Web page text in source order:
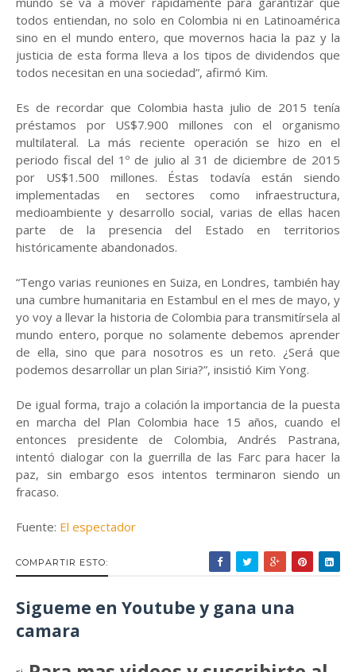
todos entiendan, no solo en Colombia ni en Latinoamérica
sino en el mundo entero, que movernos hacia la paz y la
justicia de esta forma lleva a los tipos de dividendos que
todos necesitan en una sociedad”, afirmó Kim.
Es de recordar que Colombia hasta julio de 2015 tenía
préstamos por US$7.900 millones con el organismo
multilateral. La más reciente operación se hizo en el
periodo fiscal del 1º de julio al 31 de diciembre de 2015
por US$1.500 millones. Éstas todavía están siendo
implementadas en sectores como infraestructura,
medioambiente y desarrollo social, varias de ellas hacen
parte de la presencia del Estado en territorios
históricamente abandonados.
“Tengo varias reuniones en Suiza, en Londres, también hay
una cumbre humanitaria en Estambul en el mes de mayo, y
yo voy a llevar la historia de Colombia para transmitírsela al
mundo entero, porque no solamente debemos aprender
de ella, sino que para nosotros es un reto. ¿Será que
podemos desarrollar un plan Siria?”, insistió Kim Yong.
De igual forma, trajo a colación la importancia de la puesta
en marcha del Plan Colombia hace 15 años, cuando el
entonces presidente de Colombia, Andrés Pastrana,
intentó dialogar con la guerrilla de las Farc para hacer la
paz, sin embargo esos intentos terminaron siendo un
fracaso.
Fuente: El espectador
COMPARTIR ESTO:
Sigueme en Youtube y gana una
camara